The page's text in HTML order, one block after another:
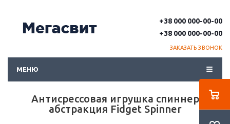
+38 000 000-00-00
+38 000 000-00-00
ЗАКАЗАТЬ ЗВОНОК
МЕНЮ
Антисрессовая игрушка спиннер
абстракция Fidget Spinner